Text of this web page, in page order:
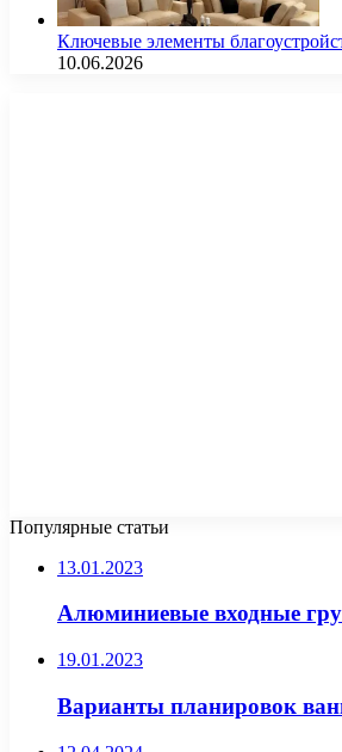
Ключевые элементы
10.06.2026
Популярные статьи
13.01.2023
Алюминиевые входные
19.01.2023
Варианты планировок